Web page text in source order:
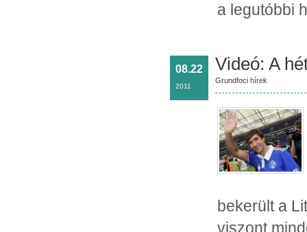
a legutóbbi
08.22
2011
Videó: A
Grundfoci hírek
bekerült a
viszont